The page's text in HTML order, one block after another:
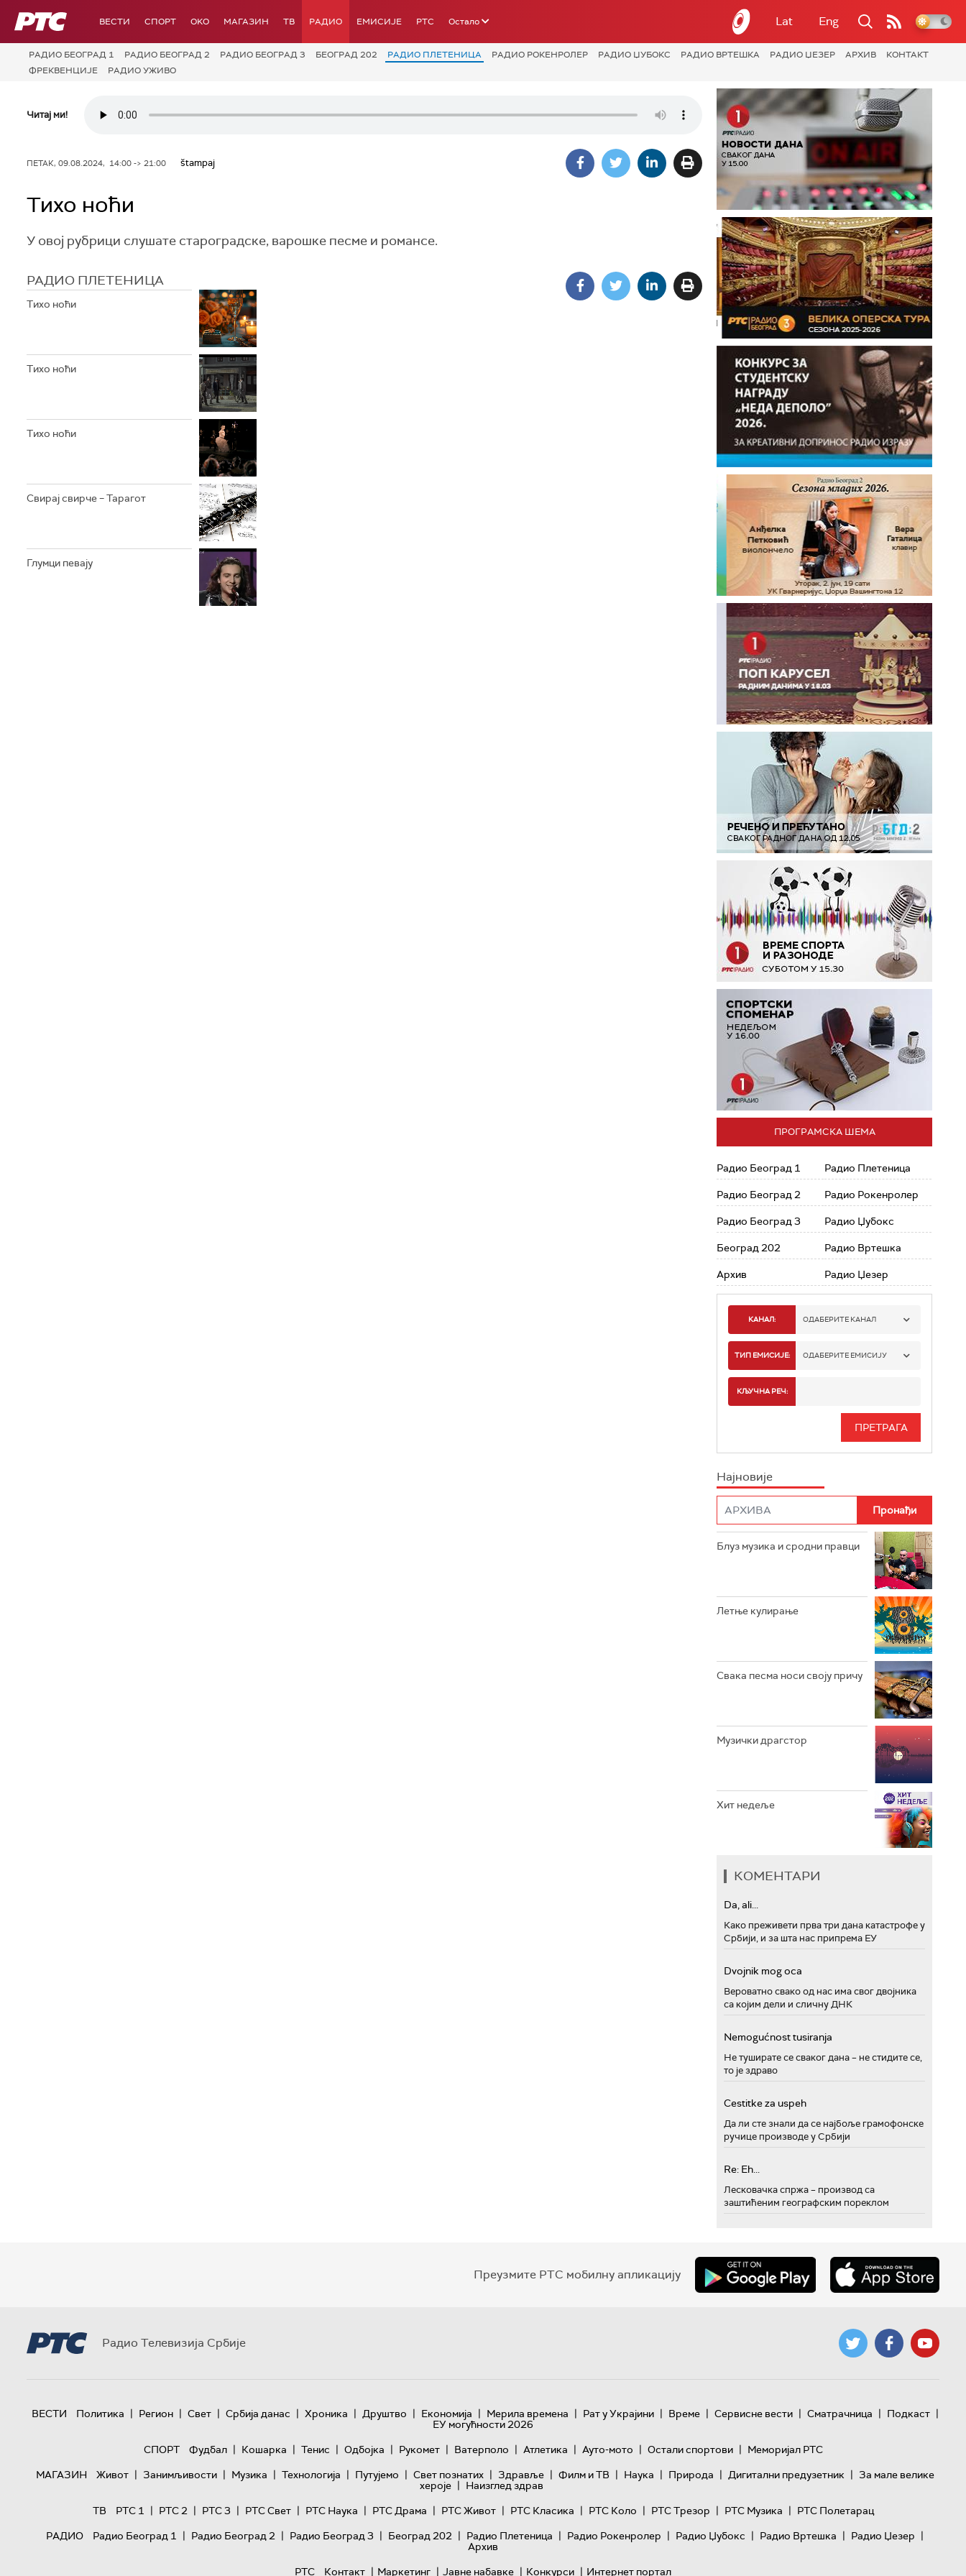
РТС ВЕСТИ СПОРТ OKO МАГАЗИН ТВ РАДИО ЕМИСИЈЕ РТС Остало Lat Eng
РАДИО БЕОГРАД 1 РАДИО БЕОГРАД 2 РАДИО БЕОГРАД 3 БЕОГРАД 202 РАДИО ПЛЕТЕНИЦА РАДИО РОКЕНРОЛЕР РАДИО ЏУБОКС РАДИО ВРТЕШКА РАДИО ЏЕЗЕР АРХИВ
КОНТАКТ
ФРЕКВЕНЦИЈЕ
РАДИО УЖИВО
Читај ми!
ПЕТАК, 09.08.2024, 14:00 -> 21:00 štampaj
Тихо ноћи
У овој рубрици слушате староградске, варошке песме и романсе.
РАДИО ПЛЕТЕНИЦА
Тихо ноћи
Тихо ноћи
Тихо ноћи
Свирај свирче – Тарагот
Глумци певају
ПРОГРАМСКА ШЕМА
Радио Београд 1
Радио Београд 2
Радио Београд 3
Београд 202
Архив
Радио Плетеница
Радио Рокенролер
Радио Џубокс
Радио Вртешка
Радио Џезер
КАНАЛ: ОДАБЕРИТЕ КАНАЛ
РАДИО БЕОГРАД 1
РАДИО БЕОГРАД 3
РАДИО РОКЕНРОЛЕР
РАДИО ЏУБОКС
РАДИО ВРТЕШКА
РАДИО ЏЕЗЕР
ТИП ЕМИСИЈЕ: ОДАБЕРИТЕ ЕМИСИЈУ
ИНФО
КЉУЧНА РЕЧ:
Најновије
Блуз музика и сродни правци
Летње кулирање
Свака песма носи своју причу
Музички драгстор
Хит недеље
КОМЕНТАРИ
Da, ali...
Како преживети прва три дана катастрофе у
Србији, и за шта нас припрема ЕУ
Dvojnik mog oca
Вероватно свако од нас има свог двојника
са којим дели и сличну ДНК
Nemogućnost tusiranja
Не туширате се сваког дана – не стидите се,
то је здраво
Cestitke za uspeh
Да ли сте знали да се најбоље грамофонске
ручице производе у Србији
Re: Eh...
Лесковачка спржа – производ са
заштићеним географским пореклом
Преузмите РТС мобилну апликацију
Радио Телевизија Србије
ВЕСТИ Политика | Регион | Свет | Србија данас | Хроника | Друштво | Економија | Мерила времена | Рат у Украјини | Време | Сервисне вести | Сматрачница | Подкаст |
ЕУ могућности 2026
СПОРТ
Фудбал | Кошарка | Тенис | Одбојка | Рукомет | Ватерполо | Атлетика | Ауто-мото | Остали спортови | Меморијал РТС
МАГАЗИН
Живот | Занимљивости | Музика | Технологијa | Путујемо | Свет познатих | Здравље | Филм и ТВ | Наука | Природа | Дигитални предузетник | За мале велике
хероје | Наизглед здрав
ТВ
РТС 1 | РТС 2 | РТС 3 | РТС Свет | РТС Наука | РТС Драма | РТС Живот | РТС Класика | РТС Коло | РТС Трезор | РТС Музика | РТС Полетарац
РАДИО
Радио Београд 1 | Радио Београд 2 | Радио Београд 3 | Београд 202 | Радио Плетеница | Радио Рокенролер | Радио Џубокс | Радио Вртешка | Радио Џезер |
Архив
РТС
Контакт | Маркетинг | Јавне набавке | Конкурси | Интернет портал